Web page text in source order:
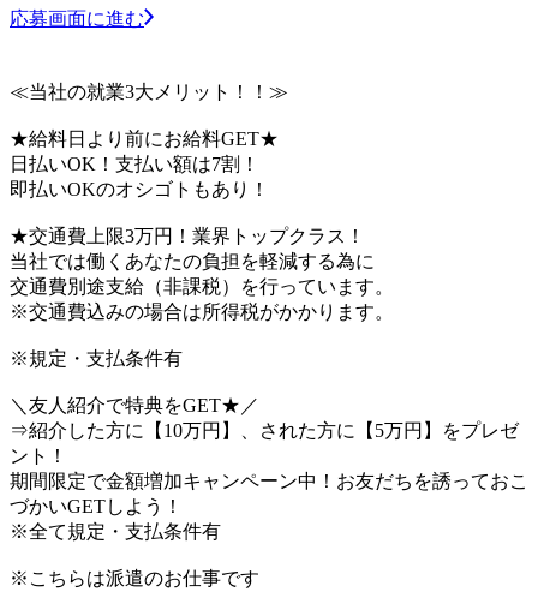
応募画面に進む
≪当社の就業3大メリット！！≫
★給料日より前にお給料GET★
日払いOK！支払い額は7割！
即払いOKのオシゴトもあり！
★交通費上限3万円！業界トップクラス！
当社では働くあなたの負担を軽減する為に
交通費別途支給（非課税）を行っています。
※交通費込みの場合は所得税がかかります。
※規定・支払条件有
＼友人紹介で特典をGET★／
⇒紹介した方に【10万円】、された方に【5万円】をプレゼ
ント！
期間限定で金額増加キャンペーン中！お友だちを誘っておこ
づかいGETしよう！
※全て規定・支払条件有
※こちらは派遣のお仕事です